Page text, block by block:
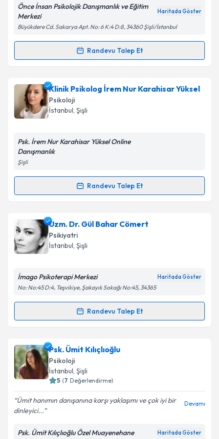
Kişisel verilerimin işlenmesine ilişkinAydınlatma
'ni okudum ve kişisel verilerimin belirtilen
kapsamda işlenmesini kabul ediyorum.
Takvim Talebini Gönder
Önce İnsan Psikolojik Danışmanlık ve Eğitim
Merkezi
Haritada Göster
Büyükdere Cd. Sakarya Apt. No: 6 K:4 D:8, 34360 Şişli/İstanbul
Randevu Talep Et
Randevu Takvimi Talebi
Psk. Zeliha Baliiçin randevu takvimi talebi oluşturun.
Size bu uzmandan randevu almanız için bir takvim
hazırlandığında e-posta ile bilgilendireceğiz.
Kişisel verilerimin işlenmesine ilişkinAydınlatma
'ni okudum ve kişisel verilerimin belirtilen
kapsamda işlenmesini kabul ediyorum.
Takvim Talebini Gönder
Klinik Psikolog İrem Nur Karahisar Yüksel
Psikoloji
İstanbul, Şişli
Psk. İrem Nur Karahisar Yüksel Online
Danışmanlık
Şişli
Randevu Talep Et
Randevu Takvimi Talebi
Klinik Psikolog İrem Nur Karahisar Yüksel
randevu takvimi talebi oluşturun. Size bu uzmandan
randevu almanız için bir takvim hazırlandığında e-
posta ile bilgilendireceğiz.
Kişisel verilerimin işlenmesine ilişkinAydınlatma
kapsamda işlenmesini kabul ediyorum.
Takvim Talebini Gönder
Uzm. Dr. Gül Bahar Cömert
Psikiyatri
İstanbul, Şişli
İmago Psikoterapi Merkezi Haritada Göster
No: No:45 D:4, Teşvikiye, Şakayık Sokağı No:45, 34365
Randevu Talep Et
Randevu Takvimi Talebi
Uzm. Dr. Gül Bahar Cömert
talebi oluşturun. Size bu uzmandan randevu almanız
için bir takvim hazırlandığında e-posta ile
bilgilendireceğiz.
E-posta Adresiniz
Psk. Ümit Kılıçlıoğlu
Psikoloji
İstanbul, Şişli
5 (7 Değerlendirme)
Ümit hanımın danışanına karşı yaklaşımı ve çok iyi bir
dinleyici...
Devamı
Psk. Ümit Kılıçlıoğlu Özel Muayenehane Haritada Göster